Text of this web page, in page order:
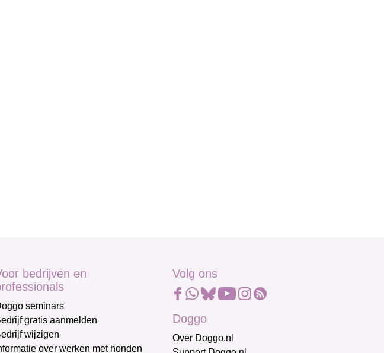
bedrijven en
seminars
gratis aanmelden
wijzigen
over werken met honden
Volg ons
Doggo
Over Doggo.nl